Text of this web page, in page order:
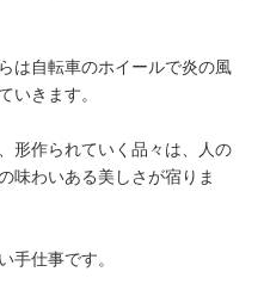
は自転車のホイールで炎の風
いきます。
形作られていく品々は、人の
味わいある美しさが宿りま
手仕事です。